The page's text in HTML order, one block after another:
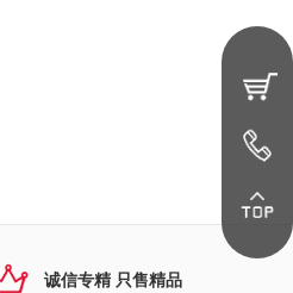
诚信专精 只售精品